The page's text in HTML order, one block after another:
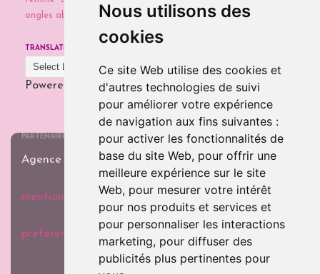
Nous utilisons des
cookies
Ce site Web utilise des cookies et
d'autres technologies de suivi
pour améliorer votre expérience
de navigation aux fins suivantes :
pour activer les fonctionnalités de
base du site Web, pour offrir une
meilleure expérience sur le site
Web, pour mesurer votre intérêt
pour nos produits et services et
pour personnaliser les interactions
marketing, pour diffuser des
publicités plus pertinentes pour
ongles abimés
témoignage
TRANSLATE
Powered by Translate
PARTENAIRE
Agence de rédaction webCOM @ NICE
mentions légales et politique de confidentialité
préférences cookies